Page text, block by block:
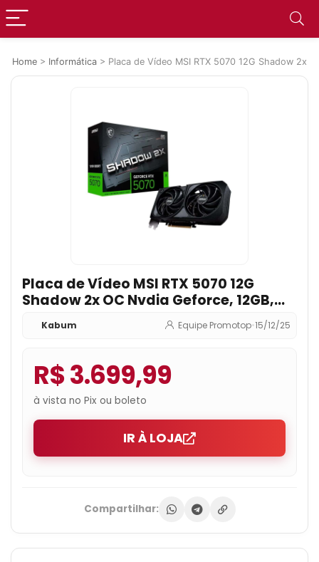
Home > Informática > Placa de Vídeo MSI RTX 5070 12G Shadow 2x
Placa de Vídeo MSI RTX 5070 12G
Shadow 2x OC Nvdia Geforce, 12GB,
GDDR7, OpenGL 4.6, G-SYNC – G5070-
12S2C
Kabum Equipe Promotop•15/12/25
R$ 3.699,99
à vista no Pix ou boleto
IR À LOJA
Compartilhar: